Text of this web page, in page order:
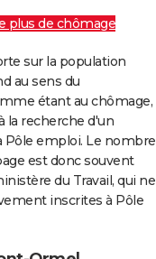
plus de chômage
sur la population
au sens du
étant au chômage,
la recherche d'un
Pôle emploi. Le nombre
est donc souvent
du Travail, qui ne
inscrites à Pôle